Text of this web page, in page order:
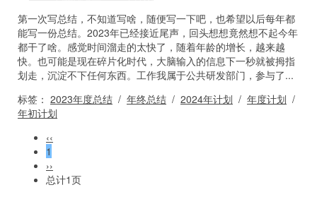
第一次写总结，不知道写啥，随便写一下吧，也希望以后每年都
能写一份总结。2023年已经接近尾声，回头想想竟然想不起今年
都干了啥。感觉时间溜走的太快了，随着年龄的增长，越来越
快。也可能是现在碎片化时代，大脑输入的信息下一秒就被拇指
划走，沉淀不下任何东西。工作我属于公共研发部门，参与了...
标签： 2023年度总结 / 年终总结 / 2024年计划 / 年度计划 /
年初计划
‹‹
1
››
总计1页